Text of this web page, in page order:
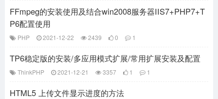
FFmpeg的安装使用及结合win2008服务器IIS7+PHP7+T
P6配置使用
PHP 2021-12-22 2439 0 1
TP6稳定版的安装/多应用模式扩展/常用扩展安装及配置
ThinkPHP 2021-12-21 3357 1 1
HTML5 上传文件显示进度的方法